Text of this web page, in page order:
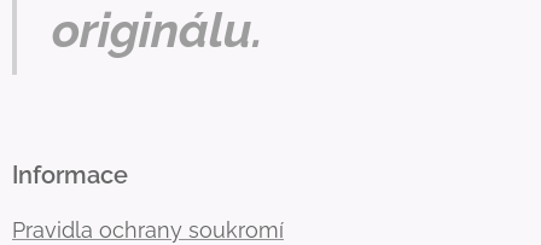
originálu.
Informace
Pravidla ochrany soukromí